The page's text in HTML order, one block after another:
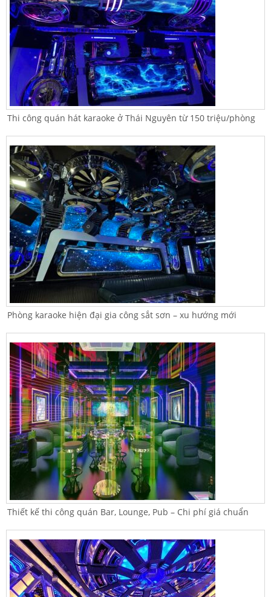
Thi công quán hát karaoke ở Thái Nguyên từ 150 triệu/phòng
Phòng karaoke hiện đại gia công sắt sơn – xu hướng mới
Thiết kế thi công quán Bar, Lounge, Pub – Chi phí giá chuẩn